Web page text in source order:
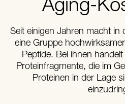
Aging-
Seit einigen Jahren macht in
eine Gruppe
Peptide. Bei ihnen
Proteinfragmente, die im
Proteinen in der Lage